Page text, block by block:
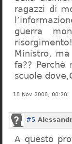
ragazzi di
guerra
Ministro,
fa??
scuole
18 Nov 2008, 00:28
#5
A questo